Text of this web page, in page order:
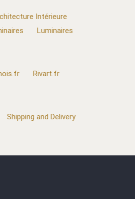
Intérieure
Luminaires
Rivart.fr
Shipping and Delivery